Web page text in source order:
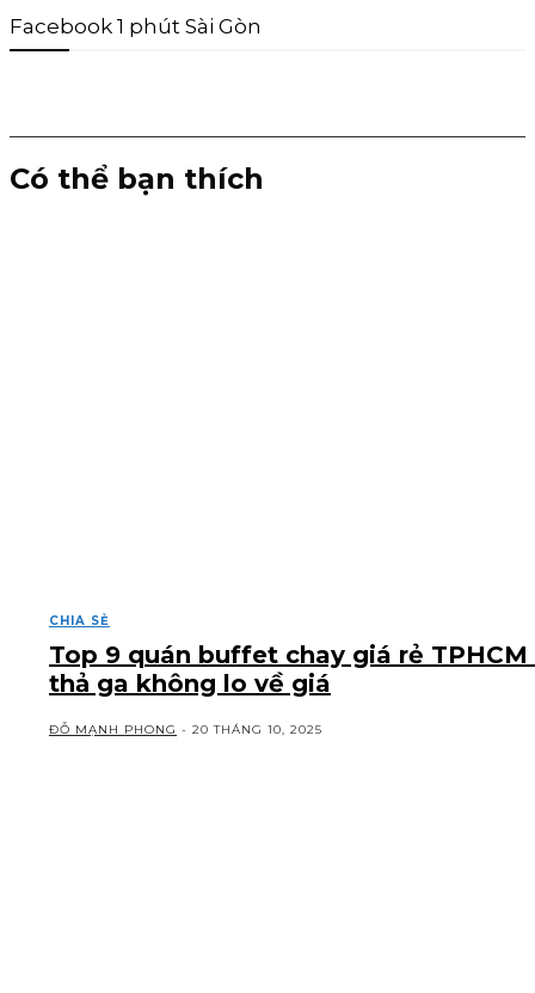
Facebook 1 phút Sài Gòn
Có thể bạn thích
CHIA SẺ
Top 9 quán buffet chay giá rẻ TPHCM
thả ga không lo về giá
ĐỖ MẠNH PHONG - 20 THÁNG 10, 2025